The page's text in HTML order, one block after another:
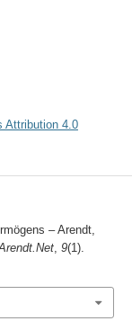
Attribution 4.0
– Arendt,
, 9(1).